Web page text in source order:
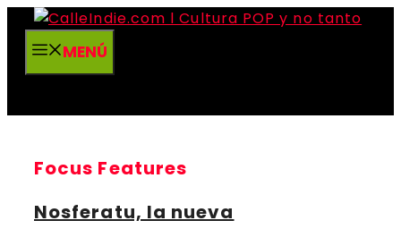
Saltar
contenidoMENÚ
Focus Features
Nosferatu, la nueva